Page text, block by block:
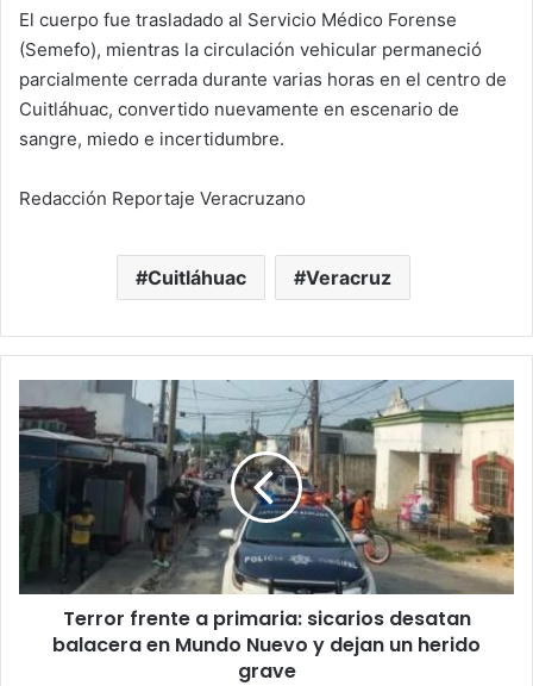
El cuerpo fue trasladado al Servicio Médico Forense
(Semefo), mientras la circulación vehicular permaneció
parcialmente cerrada durante varias horas en el centro de
Cuitláhuac, convertido nuevamente en escenario de
sangre, miedo e incertidumbre.
Redacción Reportaje Veracruzano
Cuitláhuac Veracruz
frente
a
primaria:
sicarios
desatan
balacera
Mundo
NuevoTerror frente a primaria: sicarios desatan
balacera en Mundo Nuevo y dejan un herido
grave